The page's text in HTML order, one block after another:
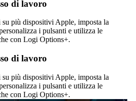
di lavoro
più dispositivi Apple, imposta la
i pulsanti e utilizza le
con Logi Options+.
di lavoro
più dispositivi Apple, imposta la
i pulsanti e utilizza le
con Logi Options+.